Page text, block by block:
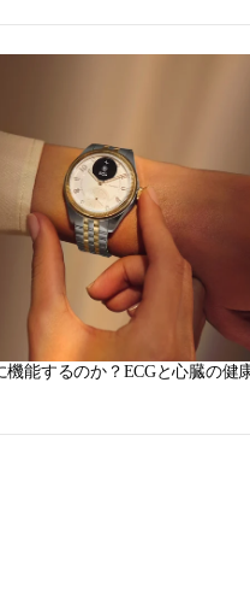
機能するのか？ECGと心臓の健